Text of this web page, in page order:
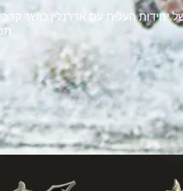
יחידות העלית עם אדרנלין כושר